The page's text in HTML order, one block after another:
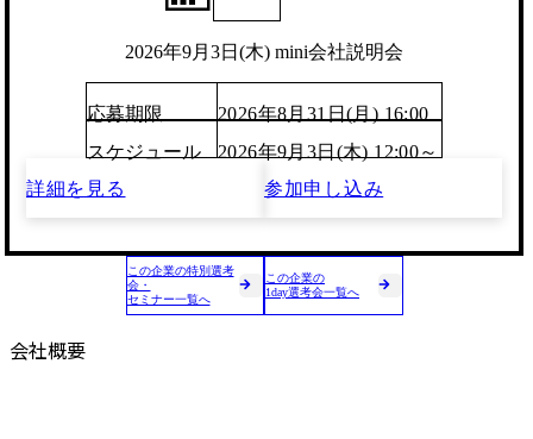
2026年9月3日(木) mini会社説明会
応募期限
2026年8月31日(月) 16:00
スケジュール
2026年9月3日(木) 12:00～
詳細を見る
参加申し込み
この企業の特別選考
会・
セミナー一覧へ
この企業の
1day選考会一覧へ
会社概要